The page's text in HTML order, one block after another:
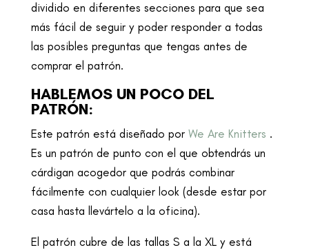
dividido en diferentes secciones para que sea
más fácil de seguir y poder responder a todas
las posibles preguntas que tengas antes de
comprar el patrón.
HABLEMOS UN POCO DEL
PATRÓN:
Este patrón está diseñado por We Are Knitters .
Es un patrón de punto con el que obtendrás un
cárdigan acogedor que podrás combinar
fácilmente con cualquier look (desde estar por
casa hasta llevártelo a la oficina).
El patrón cubre de las tallas S a la XL y está